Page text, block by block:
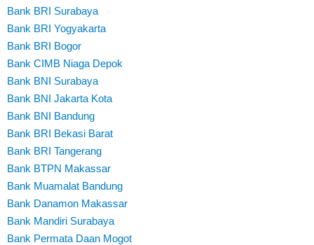
Bank BRI Surabaya
Bank BRI Yogyakarta
Bank BRI Bogor
Bank CIMB Niaga Depok
Bank BNI Surabaya
Bank BNI Jakarta Kota
Bank BNI Bandung
Bank BRI Bekasi Barat
Bank BRI Tangerang
Bank BTPN Makassar
Bank Muamalat Bandung
Bank Danamon Makassar
Bank Mandiri Surabaya
Bank Permata Daan Mogot